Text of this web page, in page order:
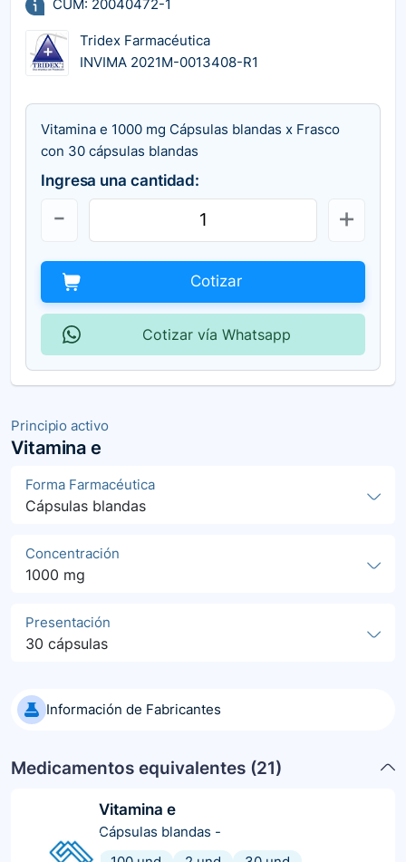
Principio activo
Vitamina e
Forma Farmacéutica
Cápsulas blandas
Concentración
1000 mg
Presentación
30 cápsulas
Información de Fabricantes
Medicamentos equivalentes (21)
Vitamina e
Cápsulas blandas -
CUM: 20040472-1
Tridex Farmacéutica
INVIMA 2021M-0013408-R1
Vitamina e 1000 mg Cápsulas blandas x Frasco
con 30 cápsulas blandas
Ingresa una cantidad:
Cotizar
Cotizar vía Whatsapp